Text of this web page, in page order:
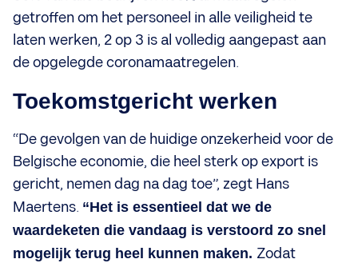
getroffen om het personeel in alle veiligheid te
laten werken, 2 op 3 is al volledig aangepast aan
de opgelegde coronamaatregelen.
Toekomstgericht werken
“De gevolgen van de huidige onzekerheid voor de
Belgische economie, die heel sterk op export is
gericht, nemen dag na dag toe”, zegt Hans
Maertens. “Het is essentieel dat we de
waardeketen die vandaag is verstoord zo snel
mogelijk terug heel kunnen maken. Zodat